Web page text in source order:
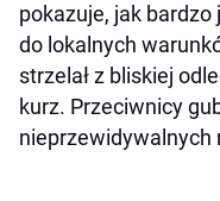
pokazuje, jak
do lokalnych
strzelał z bliskiej
kurz. Przeciwnicy
nieprzewidywalnych